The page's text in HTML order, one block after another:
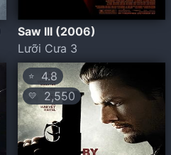
Saw III (2006)
Lưỡi Cưa 3
⭐ 4.8
💛 2,550